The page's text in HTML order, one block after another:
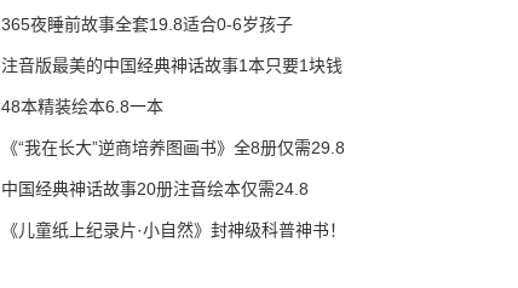
365夜睡前故事全套19.8适合0-6岁孩子
注音版最美的中国经典神话故事1本只要1块钱
48本精装绘本6.8一本
《“我在长大”逆商培养图画书》全8册仅需29.8
中国经典神话故事20册注音绘本仅需24.8
《儿童纸上纪录片·小自然》封神级科普神书！